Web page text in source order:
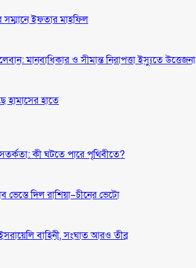
সম্মানে ইফতার মাহফিল
মানবাধিকার ও সীমান্ত নিরাপত্তা ইস্যুতে উত্তেজনা
হামাসের হাতে
কী ঘটতে পারে পৃথিবীতে?
ভেস্তে দিল রাশিয়া–চীনের ভেটো
বাহিনী, সংঘাত আরও তীব্র